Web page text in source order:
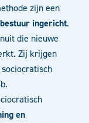
zijn een
ingericht.
die nieuwe
Zij krijgen
en